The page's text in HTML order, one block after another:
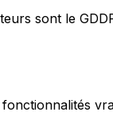
sont le